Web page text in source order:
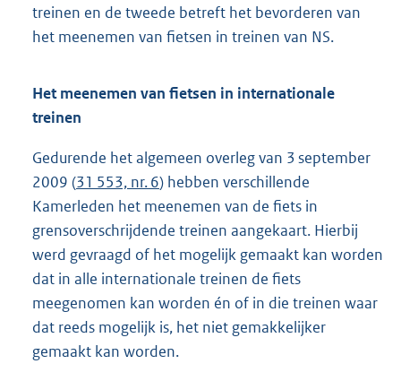
treinen en de tweede betreft het bevorderen van
het meenemen van fietsen in treinen van NS.
Het meenemen van fietsen in internationale
treinen
Gedurende het algemeen overleg van 3 september
2009 (31 553, nr. 6) hebben verschillende
Kamerleden het meenemen van de fiets in
grensoverschrijdende treinen aangekaart. Hierbij
werd gevraagd of het mogelijk gemaakt kan worden
dat in alle internationale treinen de fiets
meegenomen kan worden én of in die treinen waar
dat reeds mogelijk is, het niet gemakkelijker
gemaakt kan worden.